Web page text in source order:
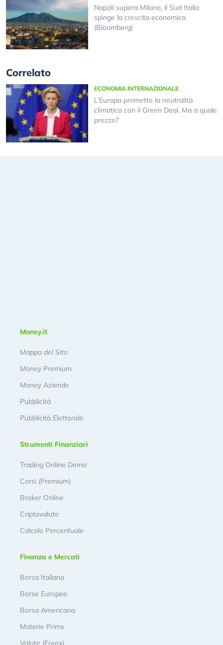
Napoli supera Milano, il Sud Italia
spinge la crescita economica
(Bloomberg)
Correlato
ECONOMIA INTERNAZIONALE
L’Europa promette la neutralità
climatica con il Green Deal. Ma a quale
prezzo?
Money.it
Mappa del Sito
Money Premium
Money Aziende
Pubblicità
Pubblicità Elettorale
Strumenti Finanziari
Trading Online Demo
Corsi (Premium)
Broker Online
Criptovalute
Calcolo Percentuale
Finanza e Mercati
Borsa Italiana
Borse Europee
Borsa Americana
Materie Prime
Valute (Forex)